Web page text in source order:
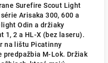
Surefire Scout Light
Arisaka 300, 600 a
Odin a držiaky
1, 2 a HL-X (bez laseru).
na lištu Picatinny
M-Lok. Držiak